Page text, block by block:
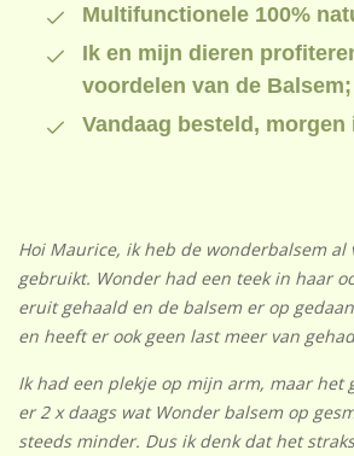
Multifunctionele 100%
Ik en mijn dieren
voordelen van de Balsem;
Vandaag besteld, morgen
Hoi Maurice, ik heb de wonderbalsem al
gebruikt. Wonder had een teek in haar
eruit gehaald en de balsem er op
en heeft er ook geen last meer van
Ik had een plekje op mijn arm, maar het
er 2 x daags wat Wonder balsem op
steeds minder. Dus ik denk dat het